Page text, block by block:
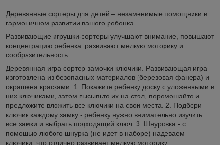
Деревянные сортеры для детей – незаменимые помощники в
гармоничном развитии вашего ребенка.
Развивающие игрушки-сортеры улучшают внимание, повышают
концентрацию ребенка, развивают мелкую моторику и
сообразительность.
Деревянная игра сортер замочки ключики. Развивающая игра
изготовлена из безопасных материалов (березовая фанера) и
окрашена красками. 1. Покажите ребенку доску с уложенными в
них ключиками, затем высыпьте их на стол, перемешайте и
предложите вложить все ключики на свои места. 2. Подбери
ключик каждому замку - ребенку нужно внимательно изучить
все замки и выбрать подходящий ключ. 3. Шнуровка - с
помощью любого шнурка (не идет в наборе) надеваем
ключики, что отлично развивает мелкую моторику.